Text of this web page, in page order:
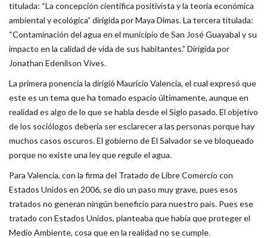
titulada: “La concepción científica positivista y la teoría económica
ambiental y ecológica” dirigida por Maya Dimas. La tercera titulada:
“Contaminación del agua en el municipio de San José Guayabal y su
impacto en la calidad de vida de sus habitantes.” Dirigida por
Jonathan Edenilson Vives.
La primera ponencia la dirigió Mauricio Valencia, el cual expresó que
este es un tema que ha tomado espacio últimamente, aunque en
realidad es algo de lo que se habla desde el Siglo pasado. El objetivo
de los sociólogos debería ser esclarecer a las personas porque hay
muchos casos oscuros. El gobierno de El Salvador se ve bloqueado
porque no existe una ley que regule el agua.
Para Valencia, con la firma del Tratado de Libre Comercio con
Estados Unidos en 2006, se dio un paso muy grave, pues esos
tratados no generan ningún beneficio para nuestro país. Pues ese
tratado con Estados Unidos, planteaba que había que proteger el
Medio Ambiente, cosa que en la realidad no se cumple.